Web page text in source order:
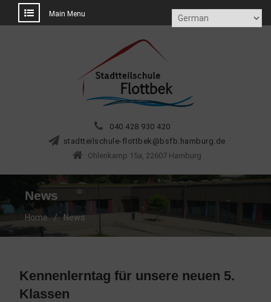
Main Menu
040 428 930 420
ed.gr
ubmah
.bfsb
@kebt
tolf-
eluhc
sliet
tdats
Ohlenkamp 15a, 22607 Hamburg
News
Home News
Kennenlerntag für unsere neuen 5.
Klassen